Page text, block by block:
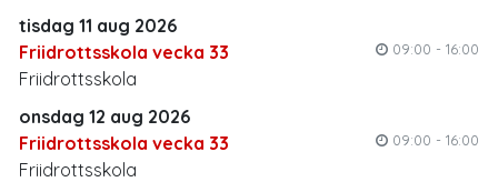
tisdag 11 aug 2026
Friidrottsskola vecka 33
09:00 - 16:00
Friidrottsskola
onsdag 12 aug 2026
Friidrottsskola vecka 33
09:00 - 16:00
Friidrottsskola
kunna;
Hantera medlemskap, ta emot anmälningar till och
administrera aktiviteter, kontakta medlemmar och
målsmän, debitera och bokföra avgifter och annan
försäljning, ansöka om bidrag mm.